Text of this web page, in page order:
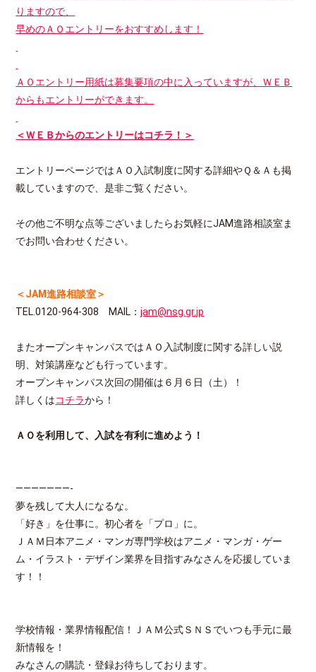
りますので、
早めのＡＯエントリーをおすすめします！
ＡＯエントリー用紙は募集要項の中に入っていますが、ＷＥＢ
からもエントリーができます。
＜ＷＥＢからのエントリーはコチラ！＞
エントリーページではＡＯ入試制度に関する詳細やＱ＆Ａも掲
載していますので、是非ご覧ください。
その他ご不明な点等ございましたらお気軽にJAM進路相談室ま
でお問い合わせください。
＜JAM進路相談室＞
TEL.0120-964-308 MAIL：jam@nsg.gr.jp
またオープンキャンパスではＡＯ入試制度に関する詳しい説
明、対策講座なども行っています。
オープンキャンパス次回の開催は６月６日（土）！
詳しくはコチラから！
ＡＯを利用して、入試を有利に進めよう！
———————-
夢を残して大人になるな。
「好き」を仕事に。初心者を「プロ」に。
ＪＡＭ日本アニメ・マンガ専門学校はアニメ・マンガ・ゲー
ム・イラスト・デザイン業界を目指すみなさんを応援していま
す！！
学校情報・業界情報配信！ＪＡＭ公式ＳＮＳでいつも手元に最
新情報を！
みなさんの購読・登録お待ちしております。